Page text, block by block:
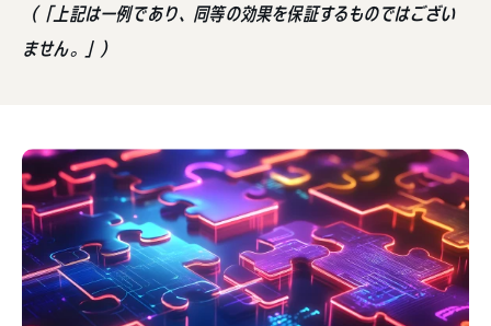
（「上記は一例であり、同等の効果を保証するものではござい
ません。」）